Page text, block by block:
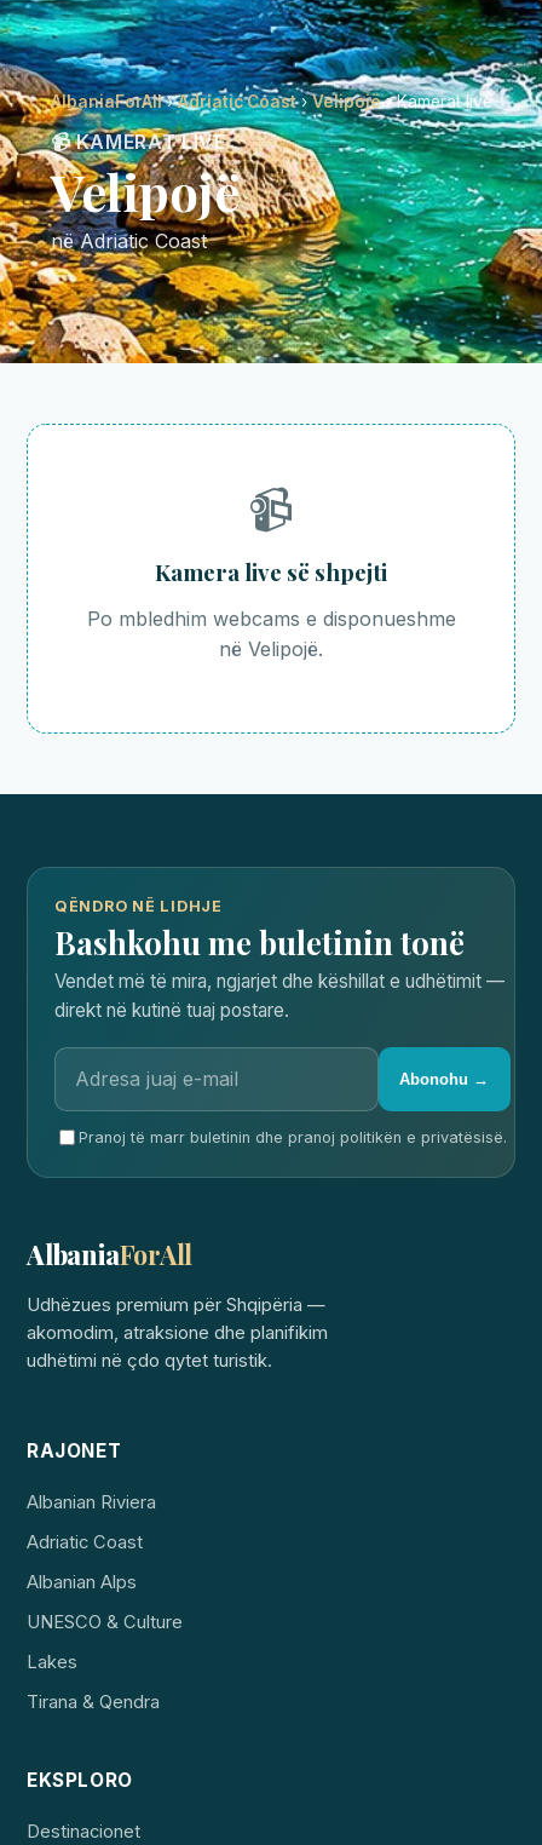
AlbaniaForAll›Adriatic Coast›Velipojë› Kamerat live
📹 KAMERAT LIVE
Velipojë
në Adriatic Coast
📹
Kamera live së shpejti
Po mbledhim webcams e disponueshme
në Velipojë.
QËNDRO NË LIDHJE
Bashkohu me buletinin tonë
Vendet më të mira, ngjarjet dhe këshillat e udhëtimit —
direkt në kutinë tuaj postare.
Abonohu →
Pranoj të marr buletinin dhe pranoj politikën e privatësisë.
AlbaniaForAll
Udhëzues premium për Shqipëria —
akomodim, atraksione dhe planifikim
udhëtimi në çdo qytet turistik.
RAJONET
Albanian Riviera
Adriatic Coast
Albanian Alps
UNESCO & Culture
Lakes
Tirana & Qendra
EKSPLORO
Destinacionet